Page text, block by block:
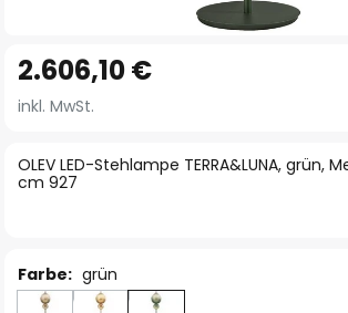
Anfang
der
springen
OLEV LED-Stehlampe TERRA&LUNA, grün,
cm 927
2.606,10 €
inkl. MwSt.
Farbe: grün